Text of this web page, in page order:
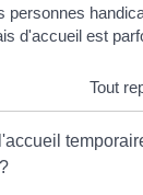
personnes
d'accueil est
Tout